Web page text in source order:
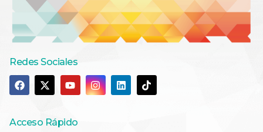
Redes Sociales
Acceso Rápido